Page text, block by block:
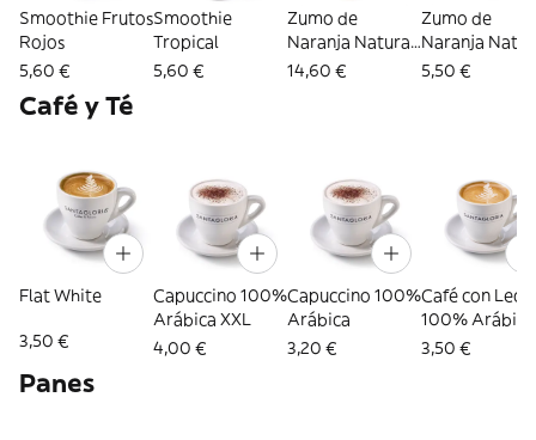
Smoothie Frutos
Rojos
5,60 €
Smoothie
Tropical
5,60 €
Zumo de
Naranja Natural
Recién
14,60 €
Zumo de
Naranja
Recién
5,50 €
Café y Té
Flat White
3,50 €
Capuccino 100%
Arábica XXL
4,00 €
Capuccino 100%
Arábica
3,20 €
Café con
100% Arábica
XXL
3,50 €
Panes